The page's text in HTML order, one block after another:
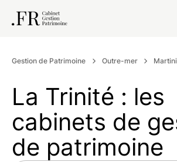
Gestion de Patrimoine Outre-mer
La Trinité : les
cabinets de
de patrimoine